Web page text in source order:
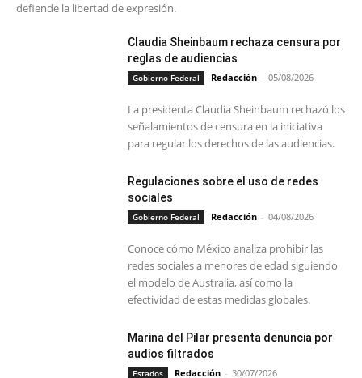
defiende la libertad de expresión.
Claudia Sheinbaum rechaza censura por
reglas de audiencias
Gobierno Federal Redacción - 05/08/2026
La presidenta Claudia Sheinbaum rechazó los
señalamientos de censura en la iniciativa
para regular los derechos de las audiencias.
Regulaciones sobre el uso de redes
sociales
Gobierno Federal Redacción - 04/08/2026
Conoce cómo México analiza prohibir las
redes sociales a menores de edad siguiendo
el modelo de Australia, así como la
efectividad de estas medidas globales.
Marina del Pilar presenta denuncia por
audios filtrados
Estados Redacción - 30/07/2026